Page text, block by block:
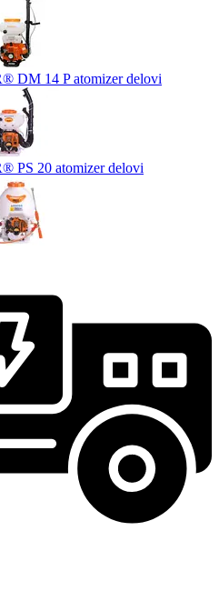
DM 14 P atomizer delovi
PS 20 atomizer delovi